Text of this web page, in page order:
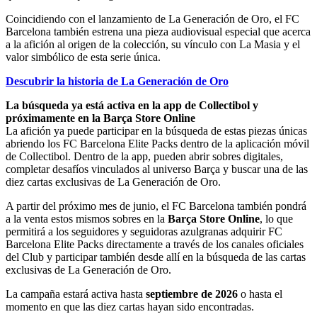
Coincidiendo con el lanzamiento de La Generación de Oro, el FC
Barcelona también estrena una pieza audiovisual especial que acerca
a la afición al origen de la colección, su vínculo con La Masia y el
valor simbólico de esta serie única.
Descubrir la historia de La Generación de Oro
La búsqueda ya está activa en la app de Collectibol y
próximamente en la Barça Store Online
La afición ya puede participar en la búsqueda de estas piezas únicas
abriendo los FC Barcelona Elite Packs dentro de la aplicación móvil
de Collectibol. Dentro de la app, pueden abrir sobres digitales,
completar desafíos vinculados al universo Barça y buscar una de las
diez cartas exclusivas de La Generación de Oro.
A partir del próximo mes de junio, el FC Barcelona también pondrá
a la venta estos mismos sobres en la Barça Store Online, lo que
permitirá a los seguidores y seguidoras azulgranas adquirir FC
Barcelona Elite Packs directamente a través de los canales oficiales
del Club y participar también desde allí en la búsqueda de las cartas
exclusivas de La Generación de Oro.
La campaña estará activa hasta septiembre de 2026 o hasta el
momento en que las diez cartas hayan sido encontradas.